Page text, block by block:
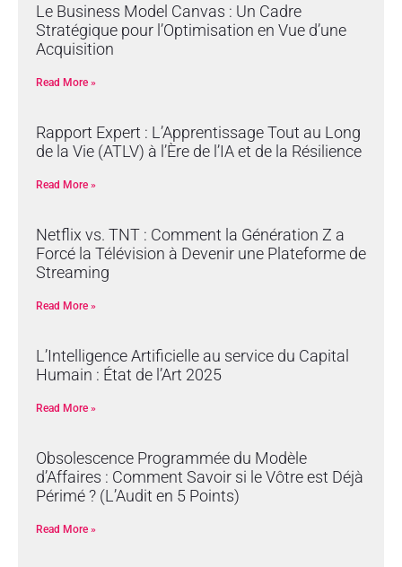
Le Business Model Canvas : Un Cadre
Stratégique pour l’Optimisation en Vue d’une
Acquisition
Read More »
Rapport Expert : L’Apprentissage Tout au Long
de la Vie (ATLV) à l’Ère de l’IA et de la Résilience
Read More »
Netflix vs. TNT : Comment la Génération Z a
Forcé la Télévision à Devenir une Plateforme de
Streaming
Read More »
L’Intelligence Artificielle au service du Capital
Humain : État de l’Art 2025
Read More »
Obsolescence Programmée du Modèle
d’Affaires : Comment Savoir si le Vôtre est Déjà
Périmé ? (L’Audit en 5 Points)
Read More »